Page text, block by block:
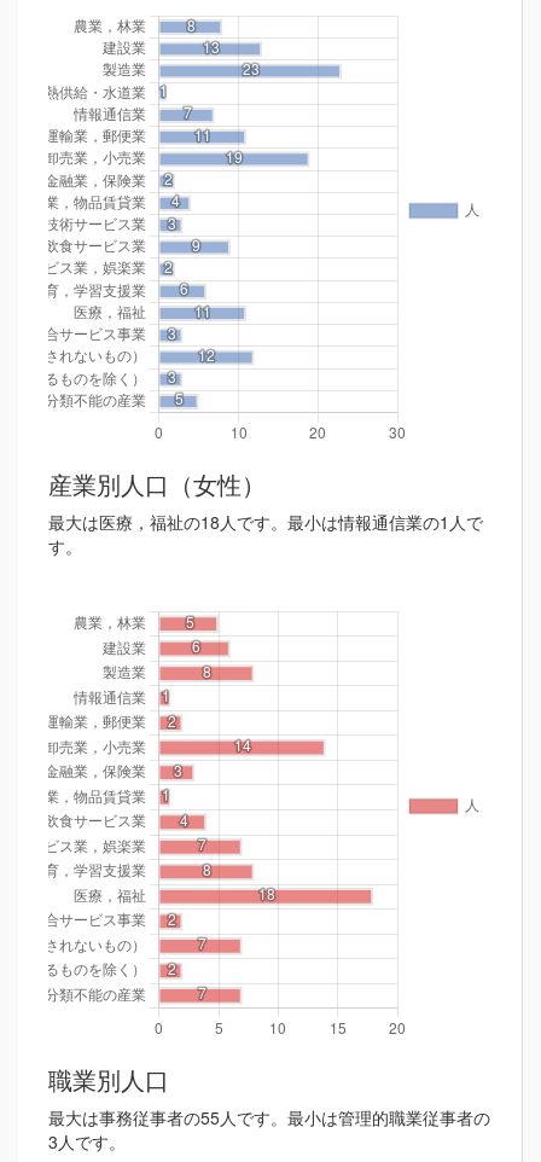
産業別人口（女性）
最大は医療，福祉の18人です。最小は情報通信業の1人で
す。
職業別人口
最大は事務従事者の55人です。最小は管理的職業従事者の
3人です。